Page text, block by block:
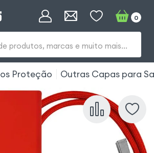
produtos, marcas e muito mais...
0
Proteção Outras Capas para